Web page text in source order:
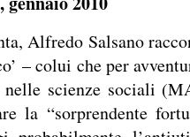
Alfredo Salsano
– colui che per
scienze sociali
la “sorprendente